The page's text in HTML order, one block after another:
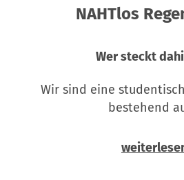
NAHTlos
Wer steckt
Wir sind eine
bestehend